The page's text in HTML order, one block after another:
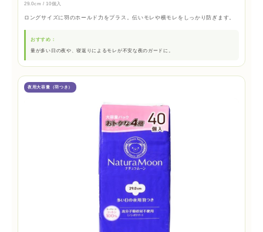
29.0cm / 10個入
ロングサイズに羽のホールド力をプラス。伝いモレや横モレをしっかり防ぎます。
おすすめ：
量が多い日の夜や、寝返りによるモレが不安な夜のガードに。
夜用大容量（羽つき）